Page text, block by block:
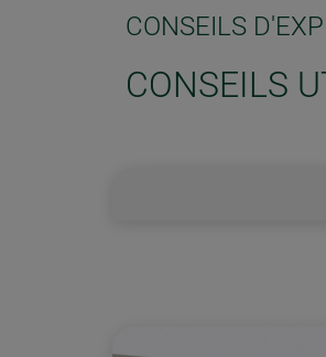
CONSEILS
CONSEILS